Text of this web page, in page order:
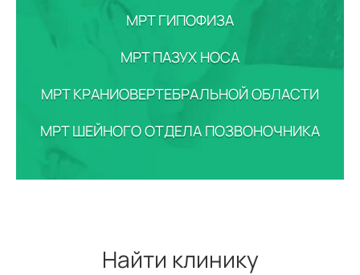
МРТ ГИПОФИЗА
МРТ ПАЗУХ НОСА
МРТ КРАНИОВЕРТЕБРАЛЬНОЙ ОБЛАСТИ
МРТ ШЕЙНОГО ОТДЕЛА ПОЗВОНОЧНИКА
Найти клинику